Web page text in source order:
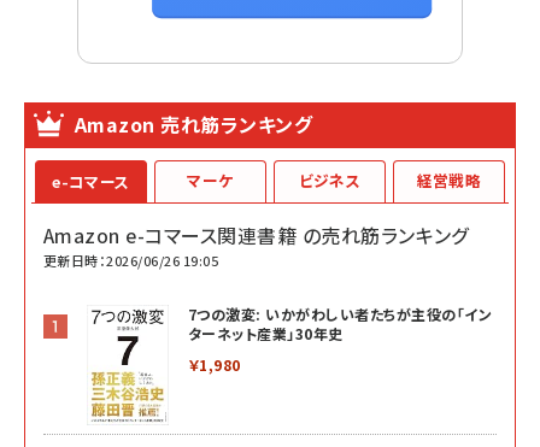
Amazon 売れ筋ランキング
e-コマース
Amazon e-コマース関連書籍 の売れ筋ランキング
更新日時：2026/06/26 19:05
7つの激変: いかがわしい者たちが主役の「イン
ターネット産業」30年史
￥1,980
マーケ ビジネス 経営戦略